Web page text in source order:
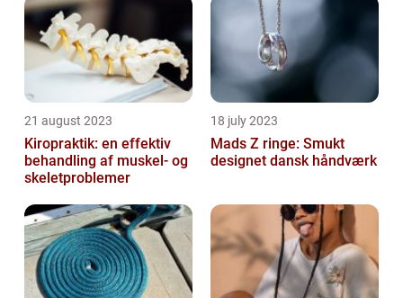
21 august 2023
Kiropraktik: en effektiv
behandling af muskel- og
skeletproblemer
18 july 2023
Mads Z ringe: Smukt
designet dansk håndværk